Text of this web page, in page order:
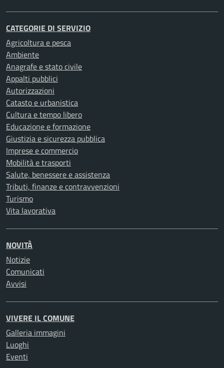
CATEGORIE DI SERVIZIO
Agricoltura e pesca
Ambiente
Anagrafe e stato civile
Appalti pubblici
Autorizzazioni
Catasto e urbanistica
Cultura e tempo libero
Educazione e formazione
Giustizia e sicurezza pubblica
Imprese e commercio
Mobilità e trasporti
Salute, benessere e assistenza
Tributi, finanze e contravvenzioni
Turismo
Vita lavorativa
NOVITÀ
Notizie
Comunicati
Avvisi
VIVERE IL COMUNE
Galleria immagini
Luoghi
Eventi